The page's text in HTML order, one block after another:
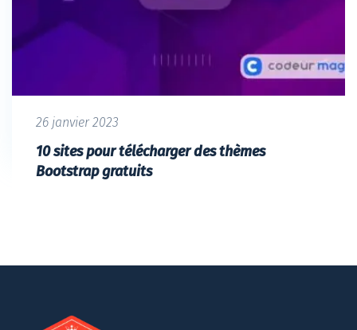
26 janvier 2023
10 sites pour télécharger des thèmes
Bootstrap gratuits